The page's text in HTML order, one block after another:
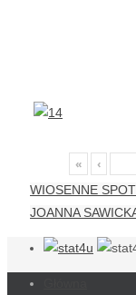
« ‹
WIOSENNE
JOANNA